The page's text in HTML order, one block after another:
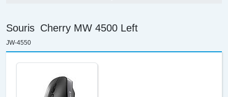
Souris Cherry MW 4500 Left
JW-4550